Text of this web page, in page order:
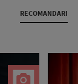
RECOMANDARI